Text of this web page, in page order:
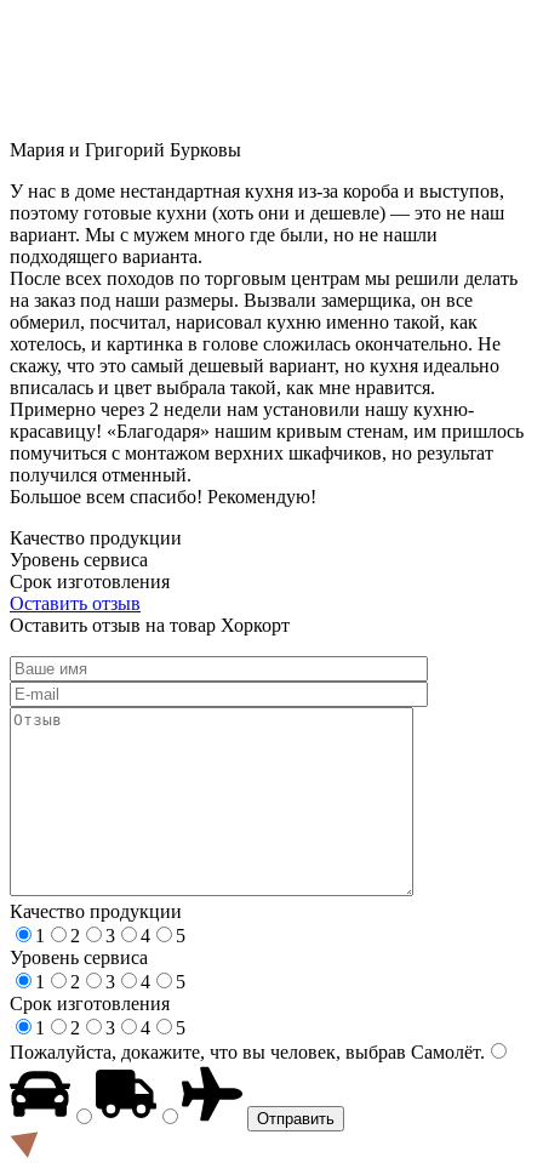
Мария и Григорий Бурковы
У нас в доме нестандартная кухня из-за короба и выступов,
поэтому готовые кухни (хоть они и дешевле) — это не наш
вариант. Мы с мужем много где были, но не нашли
подходящего варианта.
После всех походов по торговым центрам мы решили делать
на заказ под наши размеры. Вызвали замерщика, он все
обмерил, посчитал, нарисовал кухню именно такой, как
хотелось, и картинка в голове сложилась окончательно. Не
скажу, что это самый дешевый вариант, но кухня идеально
вписалась и цвет выбрала такой, как мне нравится.
Примерно через 2 недели нам установили нашу кухню-
красавицу! «Благодаря» нашим кривым стенам, им пришлось
помучиться с монтажом верхних шкафчиков, но результат
получился отменный.
Большое всем спасибо! Рекомендую!
Качество продукции
Уровень сервиса
Срок изготовления
Оставить отзыв
Оставить отзыв на товар Хоркорт
Качество продукции
1
2 3 4
5
Уровень сервиса
1
2 3 4
5
Срок изготовления
1
2 3 4
5
Пожалуйста, докажите, что вы человек, выбрав Самолёт.